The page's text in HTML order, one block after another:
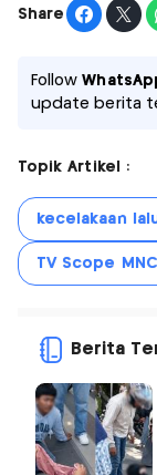
Share
Follow
update berita
Topik Artikel :
kecelakaan
TV Scope
Berita